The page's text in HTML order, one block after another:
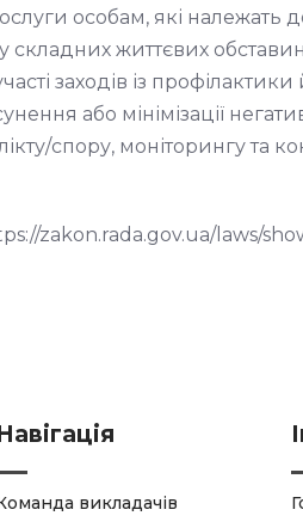
особам, які належать
життєвих
заходів із
або мінімізації
спору, моніторингу та
zakon.rada.gov.ua/laws/
викладачів